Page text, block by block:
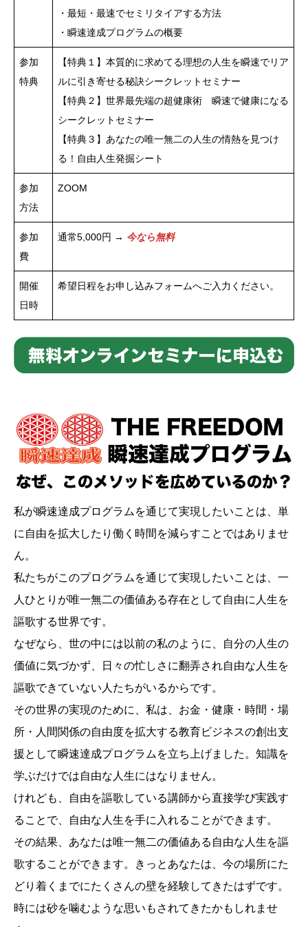
・最短・最速でセミリタイアする方法
・瞬速達成プログラムの概要
参加
特典
【特典１】本質的に求めてる理想の人生を瞬速でリア
ルに引き寄せる秘訣シークレットセミナー
【特典２】世界最先端の超健康術 瞬速で健康になる
シークレットセミナー
【特典３】あなたの唯一無二の人生の情熱を見つけ
る！自由人生発掘シート
参加
方法
ZOOM
参加
費
通常5,000円 → 今なら無料
開催
日時
希望日程をお申し込みフォームへご入力ください。
私が瞬速達成プログラムを通じて実現したいことは、単
に自由を拡大したり働く時間を減らすことではありませ
ん。
私たちがこのプログラムを通じて実現したいことは、一
人ひとりが唯一無二の価値ある存在として自由に人生を
謳歌する世界です。
なぜなら、世の中には以前の私のように、自分の人生の
価値に気づかず、日々の忙しさに翻弄され自由な人生を
謳歌できていない人たちがいるからです。
その世界の実現のために、私は、お金・健康・時間・場
所・人間関係の自由度を拡大する教育ビジネスの創出支
援として瞬速達成プログラムを立ち上げました。知識を
学ぶだけでは自由な人生にはなりません。
けれども、自由を謳歌している講師から直接学び実践す
ることで、自由な人生を手に入れることができます。
その結果、あなたは唯一無二の価値ある自由な人生を謳
歌することができます。きっとあなたは、今の場所にた
どり着くまでにたくさんの壁を経験してきたはずです。
時には砂を噛むような思いもされてきたかもしれませ